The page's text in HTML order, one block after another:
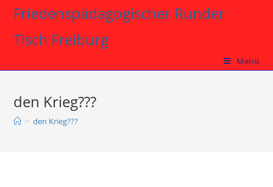
Friedenspädagogischer Runder
Tisch Freiburg
Menü
den Krieg???
> den Krieg???